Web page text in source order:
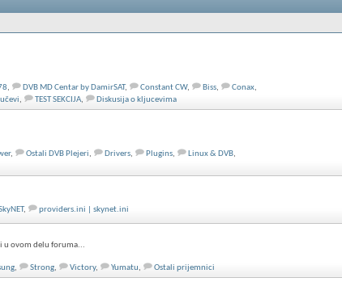
, DVB MD Centar by DamirSAT, Constant CW, Biss, Conax,
, TEST SEKCIJA, Diskusija o kljucevima
, Ostali DVB Plejeri, Drivers, Plugins, Linux & DVB,
, providers.ini | skynet.ini
u ovom delu foruma...
, Strong, Victory, Yumatu, Ostali prijemnici